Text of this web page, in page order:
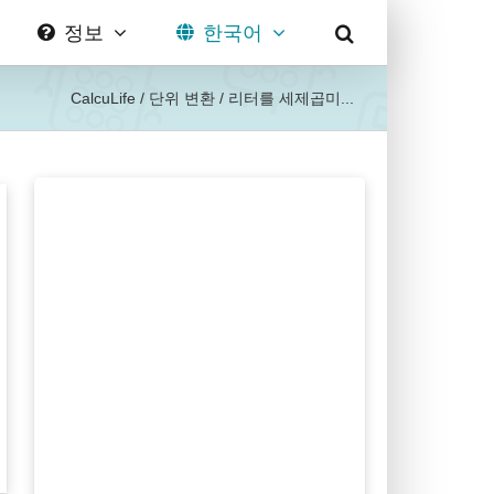
정보 한국어
CalcuLife / 단위 변환 / 리터를 세제곱미...